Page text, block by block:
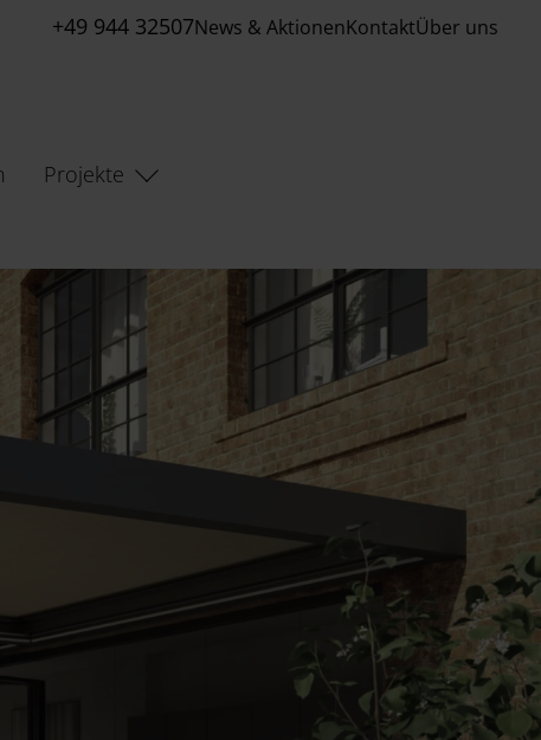
+49 944 32507News & AktionenKontaktÜber uns
Projekte